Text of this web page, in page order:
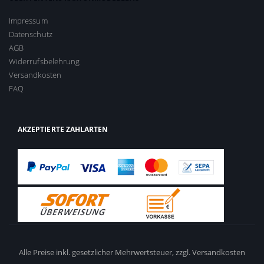
Impressum
Datenschutz
AGB
Widerrufsbelehrung
Versandkosten
FAQ
AKZEPTIERTE ZAHLARTEN
Alle Preise inkl. gesetzlicher Mehrwertsteuer,zzgl. Versandkosten